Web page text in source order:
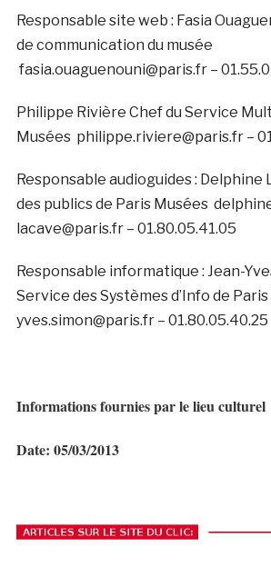
Responsable site web : Fasia
de communication du musée
fasia.ouaguenouni@paris.fr –
Philippe Rivière Chef du Service
Musées philippe.riviere@paris.fr –
Responsable audioguides : Delphine
des publics de Paris Musées
lacave@paris.fr – 01.80.05.41.05
Responsable informatique : Jean-
Service des Systèmes d’Info de
yves.simon@paris.fr – 01.80.05.40.25
Informations fournies par le lieu culturel
Date: 05/03/2013